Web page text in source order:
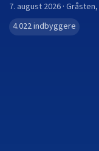
7. august 2026 · Gråsten,
4.022indbyggere